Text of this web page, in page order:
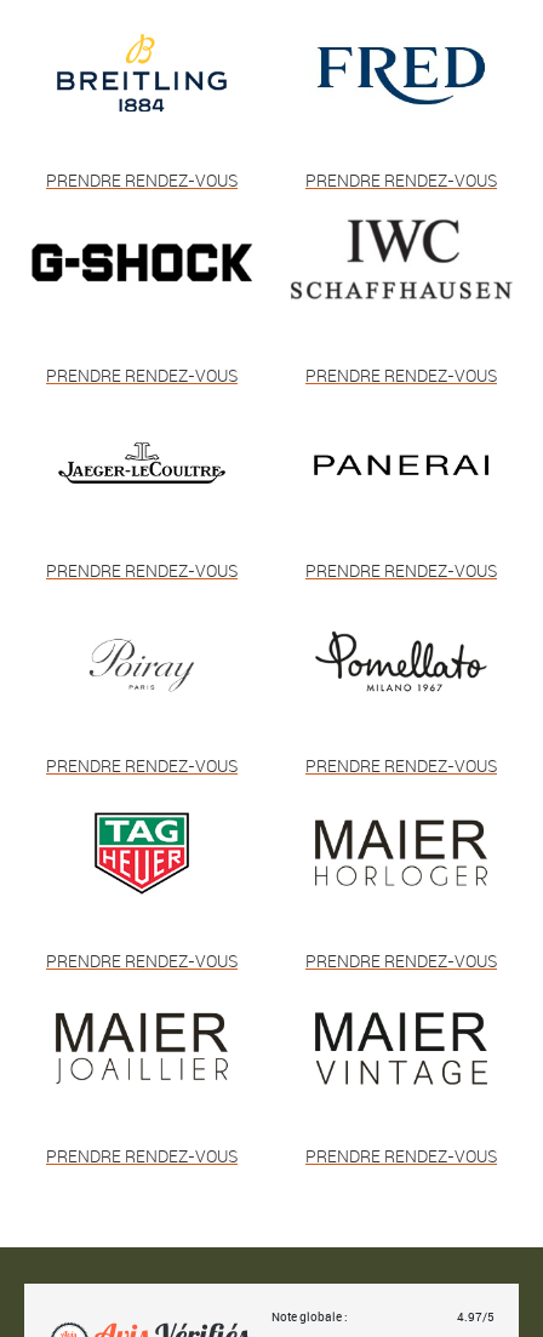
PRENDRE RENDEZ-VOUS PRENDRE RENDEZ-VOUS
PRENDRE RENDEZ-VOUS PRENDRE RENDEZ-VOUS
PRENDRE RENDEZ-VOUS PRENDRE RENDEZ-VOUS
PRENDRE RENDEZ-VOUS PRENDRE RENDEZ-VOUS
PRENDRE RENDEZ-VOUS PRENDRE RENDEZ-VOUS
PRENDRE RENDEZ-VOUS PRENDRE RENDEZ-VOUS
Note globale : 4.97/5